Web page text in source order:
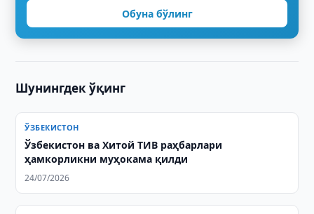
Обуна бўлинг
Шунингдек ўқинг
ЎЗБЕКИСТОН
Ўзбекистон ва Хитой ТИВ раҳбарлари
ҳамкорликни муҳокама қилди
24/07/2026